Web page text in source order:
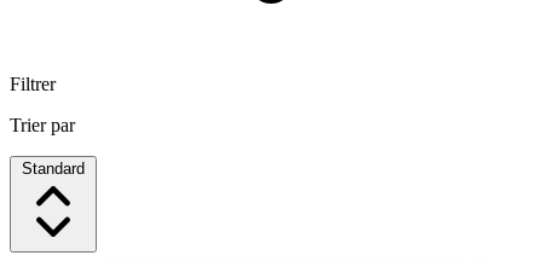
Filtrer
Trier par
Standard